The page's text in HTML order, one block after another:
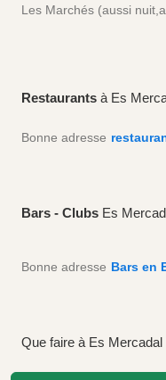
Les Marchés (aussi
Restaurants à Es
Bonne adresse
Bars - Clubs Es
Bonne adresse Bars en
Que faire à Es Mercadal